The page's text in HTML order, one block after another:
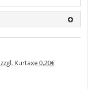
zzgl. Kurtaxe 0,20€